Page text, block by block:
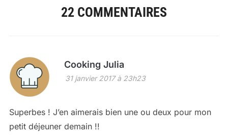
22 COMMENTAIRES
Cooking Julia
31 janvier 2017 à 23h23
Superbes ! J’en aimerais bien une ou deux pour mon
petit déjeuner demain !!